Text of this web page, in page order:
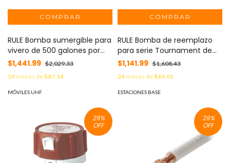
RULE Bomba sumergible para
vivero de 500 galones por
hora, a 12 Volts de corriente
directa. MOD: 401STC
$1,441.99 $2,029.33
24meses de$87.14
MÓVILES UHF
RULE Bomba de reemplazo
para serie Tournament de
800 galones por hora, a 12
Volts de corriente directa.
MOD: 46DR
$1,141.99 $1,608.43
24meses de$69.01
ESTACIONES BASE
29%
OFF
29%
OFF